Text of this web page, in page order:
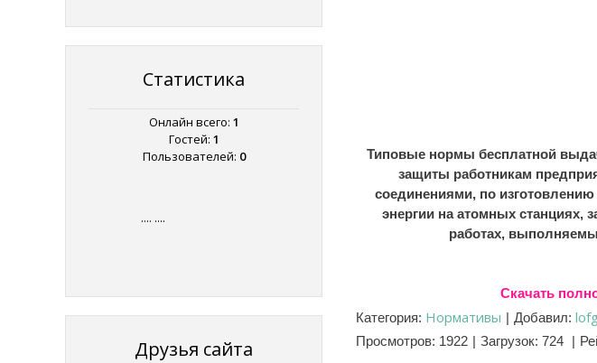
Типовые нормы бесплатной
защиты работникам
соединениями, по
энергии на атомных станциях,
работах,
Скачать
Категория: Нормативы | Добавил: lofg
Просмотров: 1922 | Загрузок: 724 |
Статистика
Онлайн всего: 1
Гостей: 1
Пользователей: 0
.... ....
Друзья сайта